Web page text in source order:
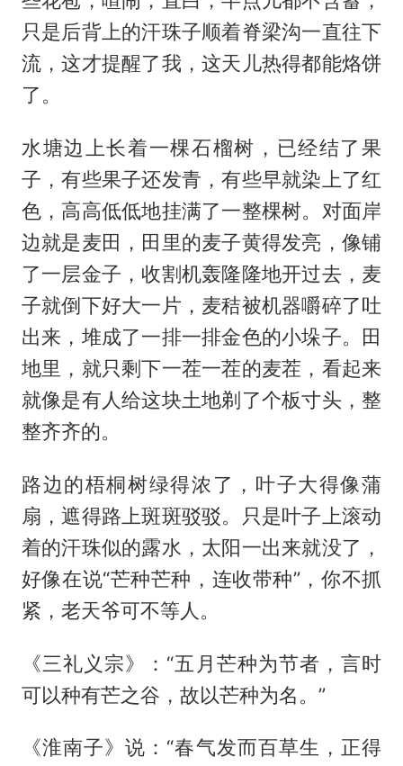
只是后背上的汗珠子顺着脊梁沟一直往下
流，这才提醒了我，这天儿热得都能烙饼
了。
水塘边上长着一棵石榴树，已经结了果
子，有些果子还发青，有些早就染上了红
色，高高低低地挂满了一整棵树。对面岸
边就是麦田，田里的麦子黄得发亮，像铺
了一层金子，收割机轰隆隆地开过去，麦
子就倒下好大一片，麦秸被机器嚼碎了吐
出来，堆成了一排一排金色的小垛子。田
地里，就只剩下一茬一茬的麦茬，看起来
就像是有人给这块土地剃了个板寸头，整
整齐齐的。
路边的梧桐树绿得浓了，叶子大得像蒲
扇，遮得路上斑斑驳驳。只是叶子上滚动
着的汗珠似的露水，太阳一出来就没了，
好像在说“芒种芒种，连收带种”，你不抓
紧，老天爷可不等人。
《三礼义宗》：“五月芒种为节者，言时
可以种有芒之谷，故以芒种为名。”
《淮南子》说：“春气发而百草生，正得